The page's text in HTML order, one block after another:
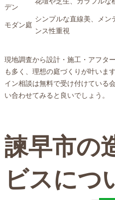
デン
モダン庭
シンプルな直線美、メン
ンス性重視
現地調査から設計・施工・アフタ
も多く、理想の庭づくりが叶いま
イン相談は無料で受け付けている
い合わせてみると良いでしょう。
諫早市の
ビスにつ